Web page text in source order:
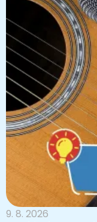
9. 8. 2026